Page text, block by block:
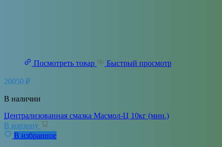
Посмотреть товар Быстрый просмотр
20050 ₽
В наличии
Централизованная смазка Масмол-Ц 10кг (мин.)
В корзину
В избранное